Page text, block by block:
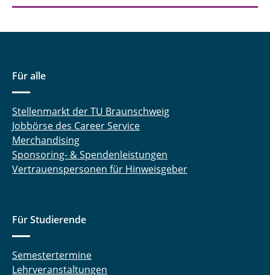
Für alle
Stellenmarkt der TU Braunschweig
Jobbörse des Career Service
Merchandising
Sponsoring- & Spendenleistungen
Vertrauenspersonen für Hinweisgeber
Für Studierende
Semestertermine
Lehrveranstaltungen